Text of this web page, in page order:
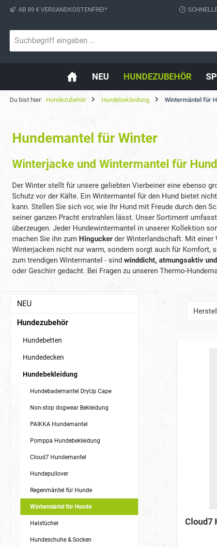
Zur Hauptnavigation springen
AB 89 € VERSANDKOSTENFREI*
NEU HUNDEZUBEHÖR
Du bist hier: Hundezubehör Hundebekleidung Wintermäntel für
Hundemantel für Winter
Winterjacke und Wintermantel für
Der Winter stellt für unsere geliebten Vierbeiner eine ebenso
Schutz vor der Kälte. Ein Wintermantel für den Hund bietet
kann. Stellen Sie sich vor, wie Ihr Hund mit Freude durch den
seiner ganzen Pracht erstrahlen lässt. Unser Sortiment
überzeugen. Jeder Hundewintermantel in unserer Kollektion
machen Sie ihn zum Hinguckerder Winterlandschaft. Mit einer
Winterjacken nicht nur warm, sondern sorgt auch für Komfort,
zum trendigen Wintermantel - sind winddicht, atmungsaktiv
oder Geschirr gedacht. Bei Fragen zu unseren Thermo-
NEU
Hundezubehör
Hundebetten
Hundedecken
Hundebekleidung
Hundebademantel DryUp Cape
Non-stop dogwear Bekleidung
PAIKKA Hundemantel
Pomppa Hundebekleidung
Cloud7 Hundemantel
Hundepullover
Regenmäntel für Hunde
Wintermäntel für Hunde
Halstücher
Hundeschuhe & Socken
Cloud7